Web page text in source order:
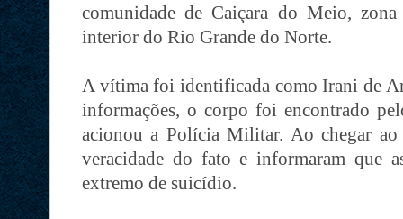
comunidade de Caiçara do Meio,
interior do Rio Grande do Norte.
A vítima foi identificada como Irani de
informações, o corpo foi encontrado
acionou a Polícia Militar. Ao chegar
veracidade do fato e informaram que
extremo de suicídio.